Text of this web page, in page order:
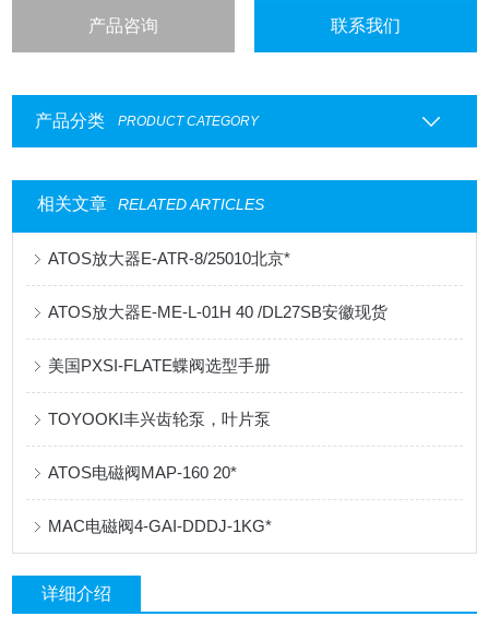
产品咨询 联系我们
产品分类 PRODUCT CATEGORY
相关文章 RELATED ARTICLES
ATOS放大器E-ATR-8/25010北京*
ATOS放大器E-ME-L-01H 40 /DL27SB安徽现货
美国PXSI-FLATE蝶阀选型手册
TOYOOKI丰兴齿轮泵，叶片泵
ATOS电磁阀MAP-160 20*
MAC电磁阀4-GAI-DDDJ-1KG*
详细介绍